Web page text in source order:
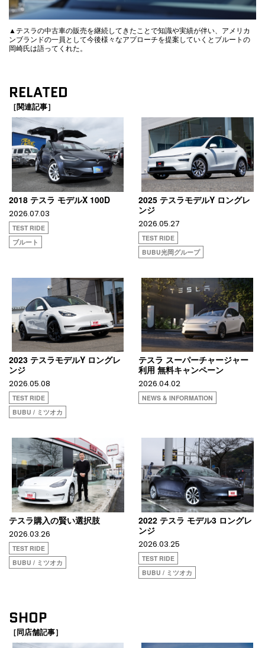
▲テスラの中古車の販売を継続してきたことで知識や実績が伴い、アメリカ
ンブランドの一員として今後様々なアプローチを提案していくとブルートの
岡崎氏は語ってくれた。
RELATED
［関連記事］
2018 テスラ モデルX 100D
2026.07.03
TEST RIDE
ブルート
2025 テスラモデルY ロングレ
ンジ
2026.05.27
TEST RIDE
BUBU光岡グループ
2023 テスラモデルY ロングレ
ンジ
2026.05.08
TEST RIDE
BUBU / ミツオカ
テスラ スーパーチャージャー
利用 無料キャンペーン
2026.04.02
NEWS & INFORMATION
テスラ購入の賢い選択肢
2026.03.26
TEST RIDE
BUBU / ミツオカ
2022 テスラ モデル3 ロングレ
ンジ
2026.03.25
TEST RIDE
BUBU / ミツオカ
SHOP
［同店舗記事］